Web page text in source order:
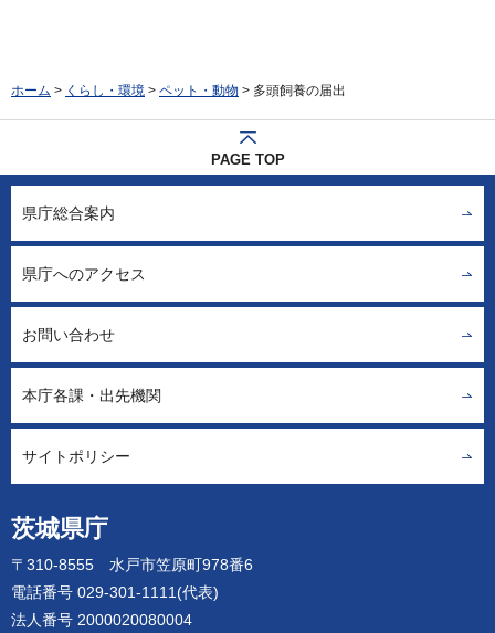
ホーム > くらし・環境 > ペット・動物 > 多頭飼養の届出
PAGE TOP
茨城県庁
〒310-8555 水戸市笠原町978番6
電話番号 029-301-1111(代表)
法人番号 2000020080004
県庁総合案内
県庁へのアクセス
お問い合わせ
本庁各課・出先機関
サイトポリシー